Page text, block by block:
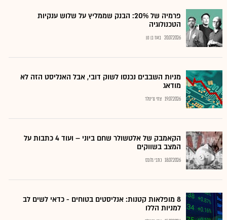
פרמיה של 20%: הבנק שממליץ על שלוש ענקיות
הטכנולוגיה
20.07.2026 בועז בן נון
מניות השבבים נכנסו לשוק דובי, אבל האנליסט הזה לא
מודאג
19.07.2026 צחי גרינולד
הקאמבק של אלטשולר שחם ביוני – ועוד 4 כתבות על
המצב בשווקים
18.07.2026 כתבי גלובס
8 מופלאות קטנות: אנליסטים בטוחים - כדאי לשים לב
למניות הללו